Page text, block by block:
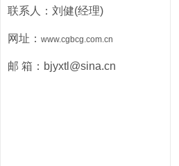
联系人：刘健(经理)
网址： www.cgbcg.com.cn
邮 箱：bjyxtl@sina.cn